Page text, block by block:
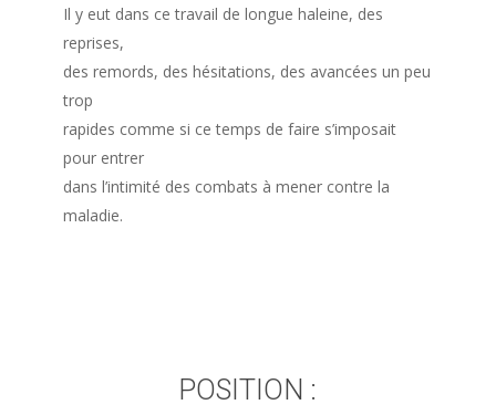
Il y eut dans ce travail de longue haleine, des
reprises,
des remords, des hésitations, des avancées un peu
trop
rapides comme si ce temps de faire s’imposait
pour entrer
dans l’intimité des combats à mener contre la
maladie.
POSITION :